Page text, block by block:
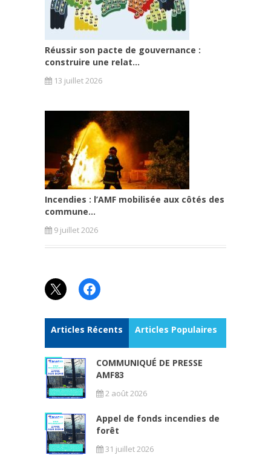
Réussir son pacte de gouvernance :
construire une relat...
13 juillet 2026
Incendies : l’AMF mobilisée aux côtés des
commune...
9 juillet 2026
X Facebook
Articles Récents Articles Populaires
COMMUNIQUÉ DE PRESSE
AMF83
2 août 2026
Appel de fonds incendies de
forêt
31 juillet 2026